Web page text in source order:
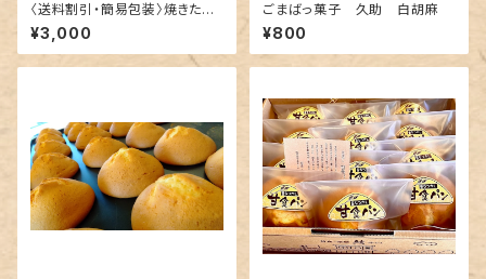
〈送料割引・簡易包装〉焼きたて
工場直送便！甘食ぱん１５個詰
め
¥3,000
ごまばっ菓子 久助 白胡麻
¥800